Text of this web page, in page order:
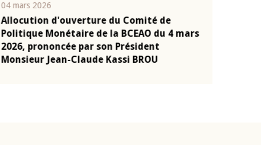
04 mars 2026
Allocution d'ouverture du Comité de
Politique Monétaire de la BCEAO du 4 mars
2026, prononcée par son Président
Monsieur Jean-Claude Kassi BROU